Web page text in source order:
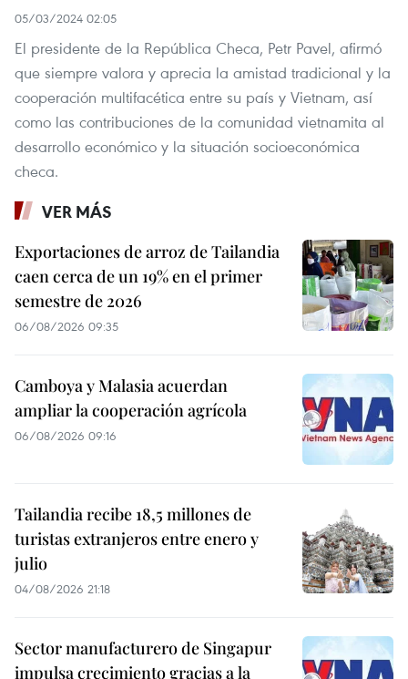
05/03/2024 02:05
El presidente de la República Checa, Petr Pavel, afirmó
que siempre valora y aprecia la amistad tradicional y la
cooperación multifacética entre su país y Vietnam, así
como las contribuciones de la comunidad vietnamita al
desarrollo económico y la situación socioeconómica
checa.
VER MÁS
Exportaciones de arroz de Tailandia
caen cerca de un 19% en el primer
semestre de 2026
06/08/2026 09:35
Camboya y Malasia acuerdan
ampliar la cooperación agrícola
06/08/2026 09:16
Tailandia recibe 18,5 millones de
turistas extranjeros entre enero y
julio
04/08/2026 21:18
Sector manufacturero de Singapur
impulsa crecimiento gracias a la